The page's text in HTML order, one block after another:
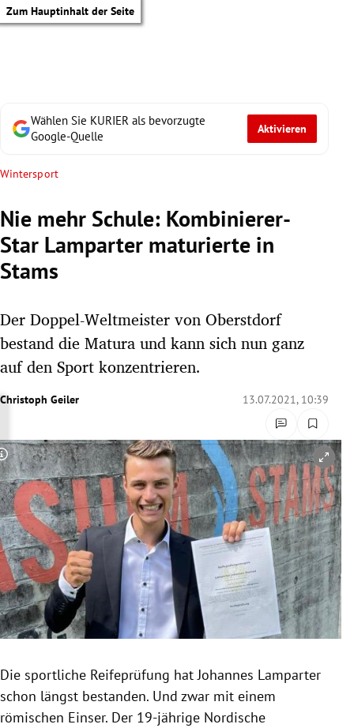
Zum Hauptinhalt der Seite
Untermenü
Untermenü
Untermenü
Untermenü
Untermenü
Untermenü
Untermenü
Untermenü
Untermenü
Untermenü
Wählen Sie KURIER als bevorzugte
Google-Quelle
Aktivieren
Wintersport
Nie mehr Schule: Kombinierer-
Star Lamparter maturierte in
Stams
Der Doppel-Weltmeister von Oberstdorf
bestand die Matura und kann sich nun ganz
auf den Sport konzentrieren.
Christoph Geiler 13.07.2021, 10:39
Copyright-Hinweis öffnen/schließen
Die sportliche Reifeprüfung hat Johannes Lamparter
schon längst bestanden. Und zwar mit einem
römischen Einser. Der 19-jährige Nordische